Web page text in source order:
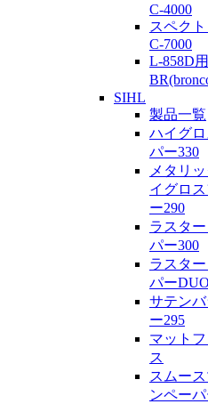
C-4000
スペク
C-7000
L-858D
SIHL
製品一覧
ハイグ
パー330
メタリ
イグロ
ー290
ラスタ
パー300
ラスタ
パーDUO
サテン
ー295
マット
ス
スムー
ンペー